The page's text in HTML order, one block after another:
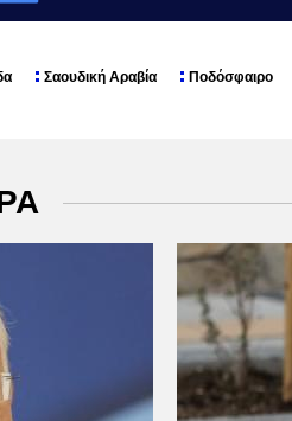
Σαουδική Αραβία Ποδόσφαιρο